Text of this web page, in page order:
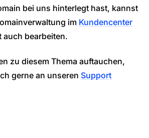
bei uns hinterlegt hast, kannst
im Kundencenter
bearbeiten.
zu diesem Thema auftauchen,
gerne an unseren Support